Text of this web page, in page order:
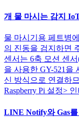
개 물 마시는 감지
물 마시기용 페트병
의 진동을 검지하면
센서는 6축 모션 센
을 사용한 GY-521을
신 방식으로 연결하
Raspberry Pi 설정>
LINE Notify와 Gas를